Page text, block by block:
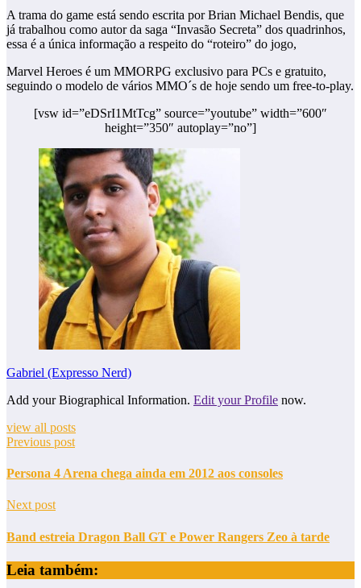
A trama do game está sendo escrita por Brian Michael Bendis, que
já trabalhou como autor da saga “Invasão Secreta” dos quadrinhos,
essa é a única informação a respeito do “roteiro” do jogo,
Marvel Heroes é um MMORPG exclusivo para PCs e gratuito,
seguindo o modelo de vários MMO´s de hoje sendo um free-to-play.
[vsw id=”eDSrI1MtTcg” source=”youtube” width=”600″
height=”350″ autoplay=”no”]
Gabriel (Expresso Nerd)
Add your Biographical Information. Edit your Profile now.
view all posts
Previous post
Persona 4 Arena chega ainda em 2012 aos consoles
Next post
Band estreia Dragon Ball GT e Power Rangers Zeo à tarde
Leia também: